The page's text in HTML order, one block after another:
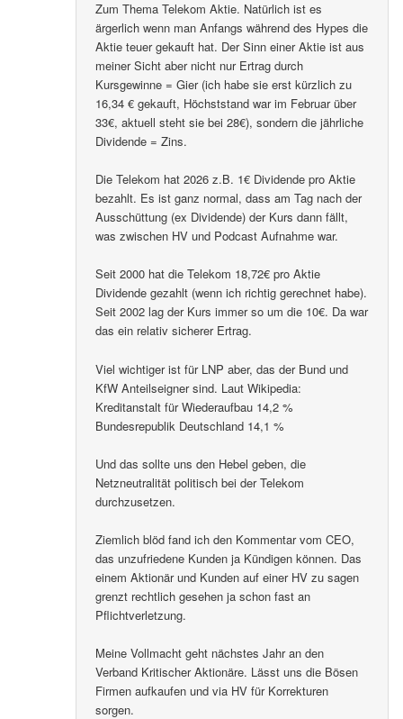
Zum Thema Telekom Aktie. Natürlich ist es
ärgerlich wenn man Anfangs während des Hypes die
Aktie teuer gekauft hat. Der Sinn einer Aktie ist aus
meiner Sicht aber nicht nur Ertrag durch
Kursgewinne = Gier (ich habe sie erst kürzlich zu
16,34 € gekauft, Höchststand war im Februar über
33€, aktuell steht sie bei 28€), sondern die jährliche
Dividende = Zins.
Die Telekom hat 2026 z.B. 1€ Dividende pro Aktie
bezahlt. Es ist ganz normal, dass am Tag nach der
Ausschüttung (ex Dividende) der Kurs dann fällt,
was zwischen HV und Podcast Aufnahme war.
Seit 2000 hat die Telekom 18,72€ pro Aktie
Dividende gezahlt (wenn ich richtig gerechnet habe).
Seit 2002 lag der Kurs immer so um die 10€. Da war
das ein relativ sicherer Ertrag.
Viel wichtiger ist für LNP aber, das der Bund und
KfW Anteilseigner sind. Laut Wikipedia:
Kreditanstalt für Wiederaufbau 14,2 %
Bundesrepublik Deutschland 14,1 %
Und das sollte uns den Hebel geben, die
Netzneutralität politisch bei der Telekom
durchzusetzen.
Ziemlich blöd fand ich den Kommentar vom CEO,
das unzufriedene Kunden ja Kündigen können. Das
einem Aktionär und Kunden auf einer HV zu sagen
grenzt rechtlich gesehen ja schon fast an
Pflichtverletzung.
Meine Vollmacht geht nächstes Jahr an den
Verband Kritischer Aktionäre. Lässt uns die Bösen
Firmen aufkaufen und via HV für Korrekturen
sorgen.